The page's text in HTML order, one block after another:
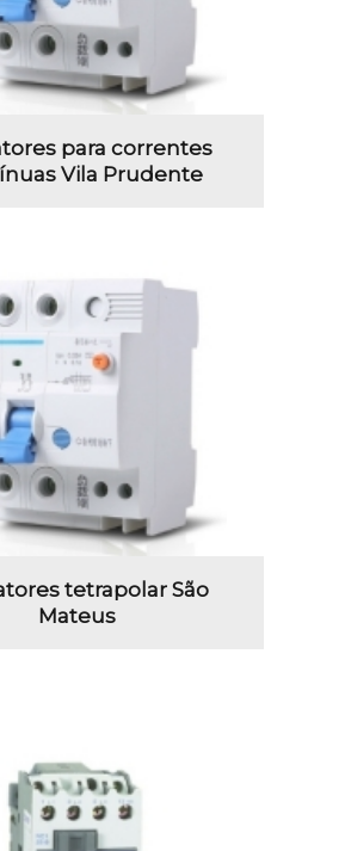
para correntes
Vila Prudente
tetrapolar São
Mateus